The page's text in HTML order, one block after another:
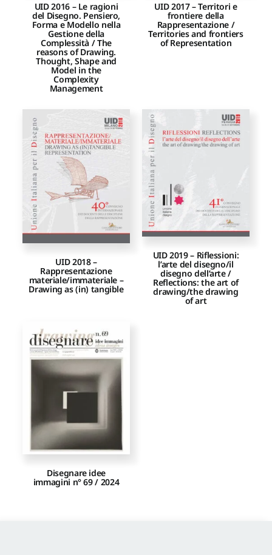
UID 2016 – Le ragioni
del Disegno. Pensiero,
Forma e Modello nella
Gestione della
Complessità / The
reasons of Drawing.
Thought, Shape and
Model in the
Complexity
Management
UID 2017 – Territori e
frontiere della
Rappresentazione /
Territories and frontiers
of Representation
UID 2018 –
Rappresentazione
materiale/immateriale –
Drawing as (in) tangible
UID 2019 – Riflessioni:
l’arte del disegno/il
disegno dell’arte /
Reflections: the art of
drawing/the drawing
of art
Disegnare idee
immagini n° 69 / 2024